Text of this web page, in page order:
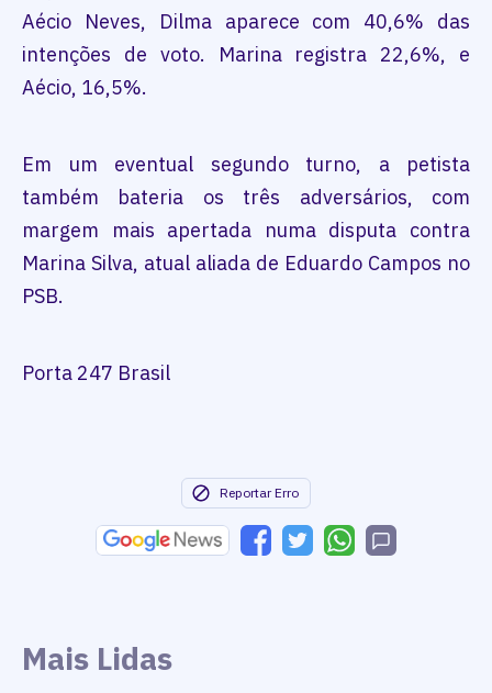
Aécio Neves, Dilma aparece com 40,6% das
intenções de voto. Marina registra 22,6%, e
Aécio, 16,5%.
Em um eventual segundo turno, a petista
também bateria os três adversários, com
margem mais apertada numa disputa contra
Marina Silva, atual aliada de Eduardo Campos no
PSB.
Porta 247 Brasil
Reportar Erro
Mais Lidas